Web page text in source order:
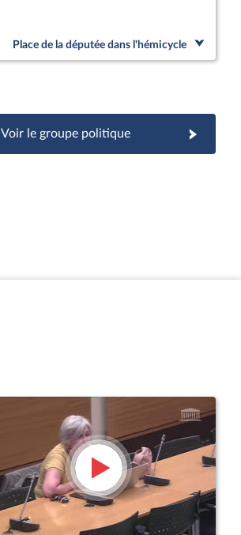
Place de la députée dans l'hémicycle
Voir le groupe politique